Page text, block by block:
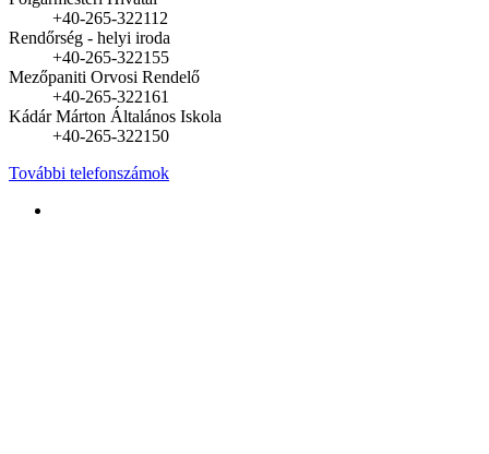
+40-265-322112
Rendőrség - helyi iroda
+40-265-322155
Mezőpaniti Orvosi Rendelő
+40-265-322161
Kádár Márton Általános Iskola
+40-265-322150
További telefonszámok